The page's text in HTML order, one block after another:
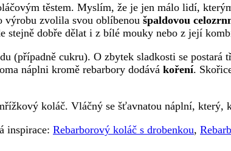
těstem. Myslím, že je jen málo lidí,
výrobu zvolila svou oblíbenou špaldovou
stejně dobře dělat i z bílé mouky nebo z její
(případně cukru). O zbytek sladkosti se
náplni kromě rebarbory dodává koření.
koláč. Vláčný se šťavnatou náplní, který,
inspirace: Rebarborový koláč s drobenkou,